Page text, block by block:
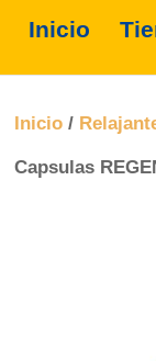
Inicio
Inicio /
Capsulas